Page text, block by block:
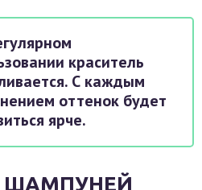
краситель
С каждым
оттенок будет
ярче.
ШАМПУНЕЙ